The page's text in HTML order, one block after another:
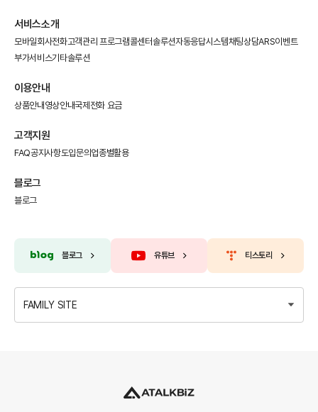
서비스소개
모바일회사전화고객관리 프로그램콜센터솔루션자동응답시스템채팅상담ARS이벤트
부가서비스기타솔루션
이용안내
상품안내영상안내국제전화 요금
고객지원
FAQ공지사항도입문의업종별활용
블로그
블로그
블로그 유튜브 티스토리
FAMILY SITE